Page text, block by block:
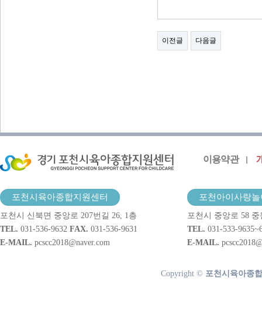
이전글 다음글
이용약관
포천시육아종합지원센터
포천시 신북면 중앙로 207번길 26, 1층
TEL. 031-536-9632 FAX. 031-536-9631
E-MAIL. pcscc2018@naver.com
포천아이사랑
포천시 중앙로 58
TEL. 031-533-
E-MAIL.
Copyright © 포천시육아종